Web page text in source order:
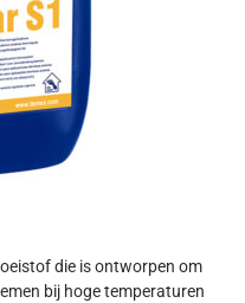
die is ontworpen om
bij hoge temperaturen